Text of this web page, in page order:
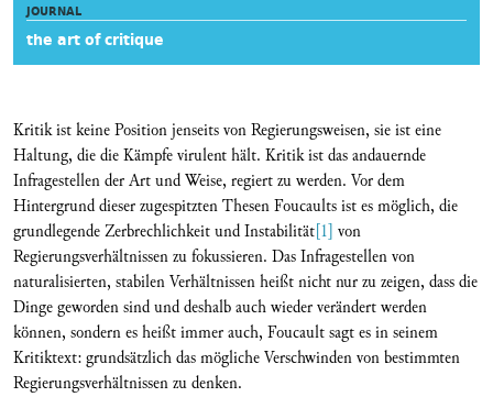
JOURNAL
the art of critique
Kritik ist keine Position jenseits von Regierungsweisen, sie ist eine
Haltung, die die Kämpfe virulent hält. Kritik ist das andauernde
Infragestellen der Art und Weise, regiert zu werden. Vor dem
Hintergrund dieser zugespitzten Thesen Foucaults ist es möglich, die
grundlegende Zerbrechlichkeit und Instabilität[1] von
Regierungsverhältnissen zu fokussieren. Das Infragestellen von
naturalisierten, stabilen Verhältnissen heißt nicht nur zu zeigen, dass die
Dinge geworden sind und deshalb auch wieder verändert werden
können, sondern es heißt immer auch, Foucault sagt es in seinem
Kritiktext: grundsätzlich das mögliche Verschwinden von bestimmten
Regierungsverhältnissen zu denken.